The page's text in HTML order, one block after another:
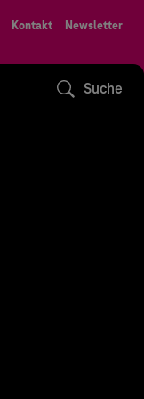
Kontakt Newsletter
Suche